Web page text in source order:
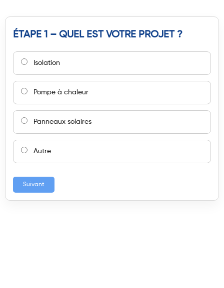
ÉTAPE 1 – QUEL EST VOTRE PROJET ?
Isolation
Pompe à chaleur
Panneaux solaires
Autre
Suivant